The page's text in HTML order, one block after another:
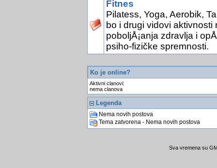
Fitnes
Pilatess, Yoga, Aerobik,
bo i drugi vidovi aktivnosti
poboljÅ¡anja zdravlja i
psiho-fizičke spremnosti.
Ko je online?
Aktivni clanovi:
nema clanova
Legenda
Nema novih postova
Tema zatvorena - Nema novih postova
Sva vremena su